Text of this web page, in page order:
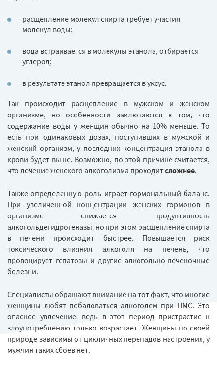
расщепление молекул спирта требует участия
молекул воды;
вода встраивается в молекулы этанола, отбирается
углерод;
в результате этанол превращается в уксус.
Так происходит расщепление в мужском и женском
организме, но особенности заключаются в том, что
содержание воды у женщин обычно на 10% меньше. То
есть при одинаковых дозах, поступивших в мужской и
женский организм, у последних концентрация этанола в
крови будет выше. Возможно, по этой причине считается,
что лечение женского алкоголизма проходитсложнее.
Также определенную роль играет гормональный баланс.
При увеличенной концентрации женских гормонов в
организме снижается продуктивность
алкогольдегидрогеназы, но при этом расщепление спирта
в печени происходит быстрее. Повышается риск
токсического влияния алкоголя на печень, что
провоцирует гепатозы и другие алкогольно-печеночные
болезни.
Специалисты обращают внимание на тот факт, что многие
женщины любят побаловаться алкоголем при ПМС. Это
опасное увлечение, ведь в этот период пристрастие к
злоупотреблению только возрастает. Женщины по своей
природе зависимы от цикличных перепадов настроения, у
мужчин таких сбоев нет.